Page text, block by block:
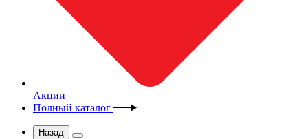
Акции
Полный каталог
Назад